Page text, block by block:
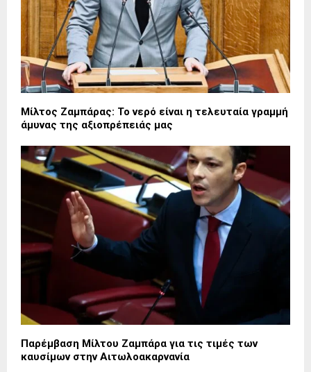
Μίλτος Ζαμπάρας: Το νερό είναι η τελευταία γραμμή
άμυνας της αξιοπρέπειάς μας
Παρέμβαση Μίλτου Ζαμπάρα για τις τιμές των
καυσίμων στην Αιτωλοακαρνανία